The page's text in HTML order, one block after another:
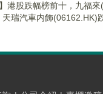
】港股跌幅榜前十，九福
天瑞汽車内飾(06162.HK)